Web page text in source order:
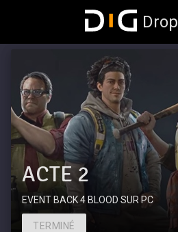
Drop
ACTE 2
EVENT BACK 4 BLOOD SUR PC
TERMINÉ